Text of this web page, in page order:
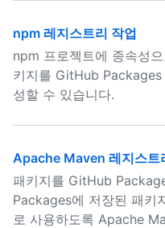
npm 레지스트리 작업
npm 프로젝트에 종속성
키지를 GitHub
성할 수 있습니다.
Apache Maven 레지스트
패키지를 GitHub
Packages에 저장된 패키
로 사용하도록 Apache